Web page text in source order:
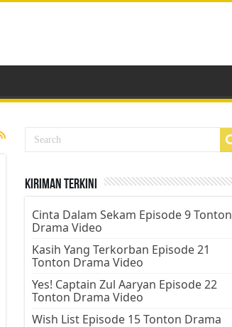
Kiriman Terkini
Cinta Dalam Sekam Episode 9 Tonton
Drama Video
Kasih Yang Terkorban Episode 21
Tonton Drama Video
Yes! Captain Zul Aaryan Episode 22
Tonton Drama Video
Wish List Episode 15 Tonton Drama